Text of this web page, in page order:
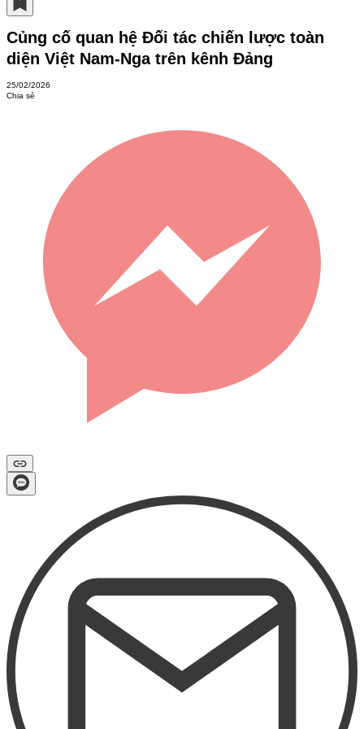
Củng cố quan hệ Đối tác chiến lược toàn
diện Việt Nam-Nga trên kênh Đảng
25/02/2026
Chia sẻ